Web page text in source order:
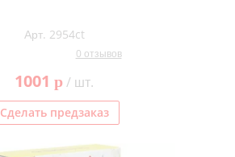
Арт. 2954ct
0 отзывов
1001 p/ шт.
Сделать предзаказ